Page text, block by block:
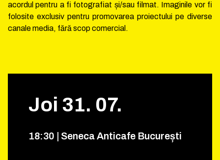
acordul pentru a fi fotografiat și/sau filmat. Imaginile vor fi
folosite exclusiv pentru promovarea proiectului pe diverse
canale media, fără scop comercial.
Joi 31. 07.
18:30 Seneca Anticafe București